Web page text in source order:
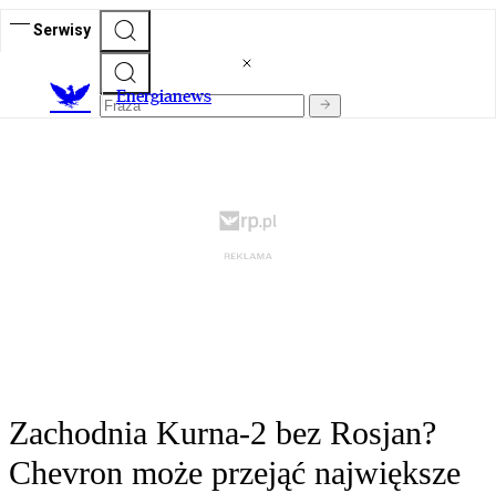
Serwisy
Energianews
Zachodnia Kurna-2 bez Rosjan?
Chevron może przejąć największe